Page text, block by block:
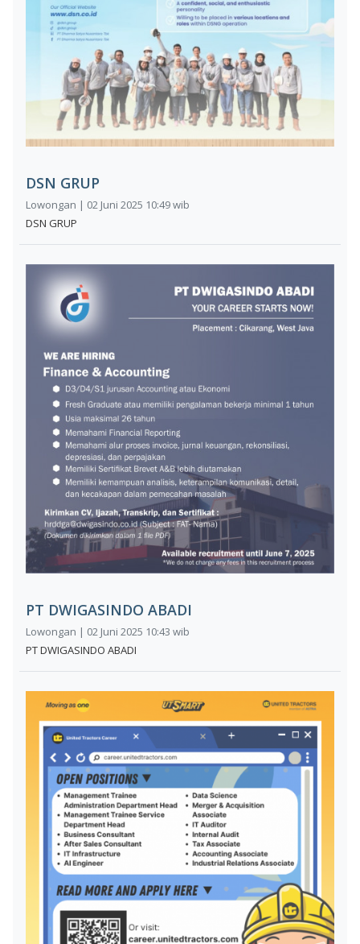
DSN GRUP
Lowongan | 02 Juni 2025 10:49 wib
DSN GRUP
PT DWIGASINDO ABADI
Lowongan | 02 Juni 2025 10:43 wib
PT DWIGASINDO ABADI